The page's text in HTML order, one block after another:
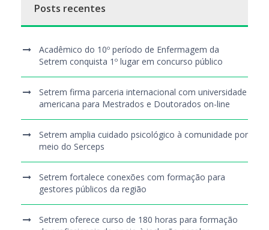
Posts recentes
Acadêmico do 10º período de Enfermagem da
Setrem conquista 1º lugar em concurso público
Setrem firma parceria internacional com universidade
americana para Mestrados e Doutorados on-line
Setrem amplia cuidado psicológico à comunidade por
meio do Serceps
Setrem fortalece conexões com formação para
gestores públicos da região
Setrem oferece curso de 180 horas para formação